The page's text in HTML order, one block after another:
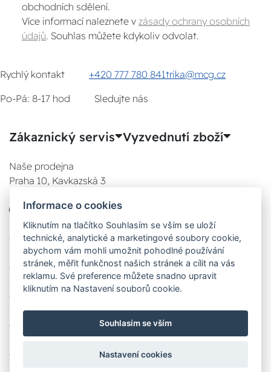
obchodních sdělení.
Více informací naleznete v zásady ochrany osobních
údajů . Souhlas můžete kdykoliv odvolat.
Rychlý kontakt +420 777 780 841trika@mcg.cz
Po-Pá: 8-17 hod
Sledujte nás
Zákaznický servis Vyzvednutí zboží
Naše prodejna
Praha 10, Kavkazská 3
777 780 841
08:00 - 17:00
08:00 - 17:00
08:00 - 17:00
Čt:
08:00 - 17:00
08:00 - 17:00
Informace o cookies
Kliknutím na tlačítko Souhlasím se vším se uloží
technické, analytické a marketingové soubory cookie,
abychom vám mohli umožnit pohodlné používání
stránek, měřit funkčnost našich stránek a cílit na vás
reklamu. Své preference můžete snadno upravit
kliknutím na Nastavení souborů cookie.
Souhlasím se vším
Nastavení cookies